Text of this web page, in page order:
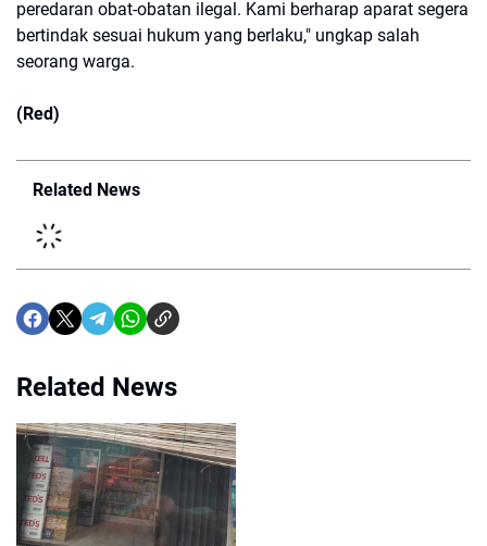
peredaran obat-obatan ilegal. Kami berharap aparat segera
bertindak sesuai hukum yang berlaku," ungkap salah
seorang warga.
(Red)
Related News
Related News